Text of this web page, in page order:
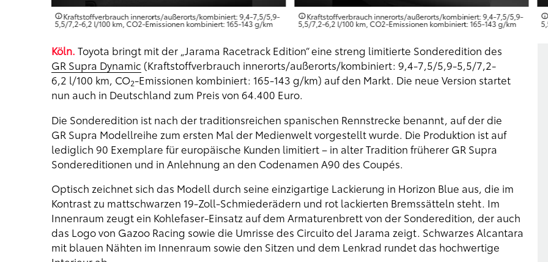
Kraftstoffverbrauch innerorts/außerorts/kombiniert: 9,4-7,5/5,9-
5,5/7,2-6,2 l/100 km, CO2-Emissionen kombiniert: 165-143 g/km
Kraftstoffverbrauch innerorts/außerorts/kombiniert: 9,4-7,5/5,9-
5,5/7,2-6,2 l/100 km, CO2-Emissionen kombiniert: 165-143 g/km
Köln. Toyota bringt mit der „Jarama Racetrack Edition“ eine streng limitierte Sonderedition des
GR Supra Dynamic (Kraftstoffverbrauch innerorts/außerorts/kombiniert: 9,4-7,5/5,9-5,5/7,2-
6,2 l/100 km, CO2-Emissionen kombiniert: 165-143 g/km) auf den Markt. Die neue Version startet
nun auch in Deutschland zum Preis von 64.400 Euro.
Die Sonderedition ist nach der traditionsreichen spanischen Rennstrecke benannt, auf der die
GR Supra Modellreihe zum ersten Mal der Medienwelt vorgestellt wurde. Die Produktion ist auf
lediglich 90 Exemplare für europäische Kunden limitiert – in alter Tradition früherer GR Supra
Sondereditionen und in Anlehnung an den Codenamen A90 des Coupés.
Optisch zeichnet sich das Modell durch seine einzigartige Lackierung in Horizon Blue aus, die im
Kontrast zu mattschwarzen 19-Zoll-Schmiederädern und rot lackierten Bremssätteln steht. Im
Innenraum zeugt ein Kohlefaser-Einsatz auf dem Armaturenbrett von der Sonderedition, der auch
das Logo von Gazoo Racing sowie die Umrisse des Circuito del Jarama zeigt. Schwarzes Alcantara
mit blauen Nähten im Innenraum sowie den Sitzen und dem Lenkrad rundet das hochwertige